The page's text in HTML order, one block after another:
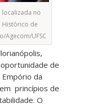
localizada no
Histórico de
Agecom/UFSC
de
da
princípios de
O